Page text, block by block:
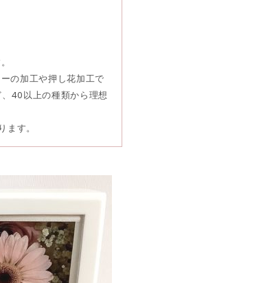
の加工や押し花加工で
40以上の種類から理想
ます。